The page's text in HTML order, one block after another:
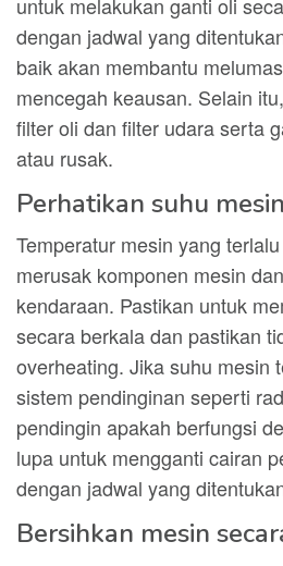
dengan jadwal yang
baik akan membantu
mencegah keausan. Selain
filter oli dan filter udara serta
atau rusak.
Perhatikan suhu mesin
Temperatur mesin yang
merusak komponen mesin
kendaraan. Pastikan untuk
secara berkala dan pastikan
overheating. Jika suhu mesin
sistem pendinginan seperti
pendingin apakah berfungsi
lupa untuk mengganti cairan
dengan jadwal yang
Bersihkan mesin